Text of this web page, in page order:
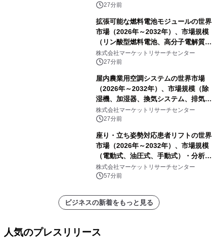
27分前
拡張可能な燃料電池モジュールの世界
市場（2026年～2032年）、市場規模
（リン酸型燃料電池、高分子電解質膜
型燃料電池）・分析レポートを発表
株式会社マーケットリサーチセンター
27分前
屋内農業用空調システムの世界市場
（2026年～2032年）、市場規模（除
湿機、加湿器、換気システム、排気フ
ァン、空気循環システム）・分析レポ
ートを発表
株式会社マーケットリサーチセンター
27分前
座り・立ち姿勢対応患者リフトの世界
市場（2026年～2032年）、市場規模
（電動式、油圧式、手動式）・分析レ
ポートを発表
株式会社マーケットリサーチセンター
57分前
ビジネスの新着をもっと見る
人気のプレスリリース